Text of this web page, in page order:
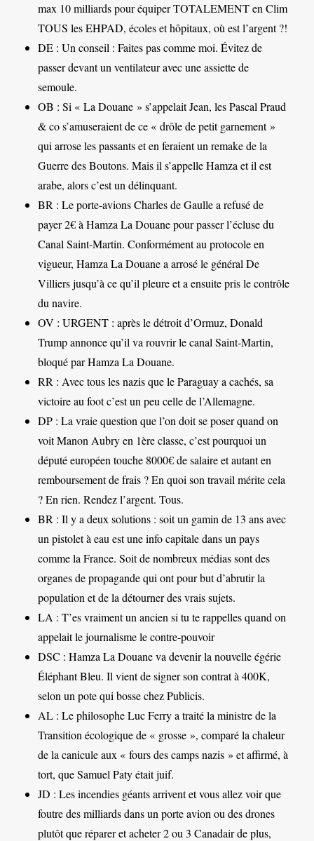
max 10 milliards pour équiper TOTALEMENT en Clim
TOUS les EHPAD, écoles et hôpitaux, où est l’argent ?!
DE : Un conseil : Faites pas comme moi. Évitez de
passer devant un ventilateur avec une assiette de
semoule.
OB : Si « La Douane » s’appelait Jean, les Pascal Praud
& co s’amuseraient de ce « drôle de petit garnement »
qui arrose les passants et en feraient un remake de la
Guerre des Boutons. Mais il s’appelle Hamza et il est
arabe, alors c’est un délinquant.
BR : Le porte-avions Charles de Gaulle a refusé de
payer 2€ à Hamza La Douane pour passer l’écluse du
Canal Saint-Martin. Conformément au protocole en
vigueur, Hamza La Douane a arrosé le général De
Villiers jusqu’à ce qu’il pleure et a ensuite pris le contrôle
du navire.
OV : URGENT : après le détroit d’Ormuz, Donald
Trump annonce qu’il va rouvrir le canal Saint-Martin,
bloqué par Hamza La Douane.
RR : Avec tous les nazis que le Paraguay a cachés, sa
victoire au foot c’est un peu celle de l’Allemagne.
DP : La vraie question que l’on doit se poser quand on
voit Manon Aubry en 1ère classe, c’est pourquoi un
député européen touche 8000€ de salaire et autant en
remboursement de frais ? En quoi son travail mérite cela
? En rien. Rendez l’argent. Tous.
BR : Il y a deux solutions : soit un gamin de 13 ans avec
un pistolet à eau est une info capitale dans un pays
comme la France. Soit de nombreux médias sont des
organes de propagande qui ont pour but d’abrutir la
population et de la détourner des vrais sujets.
LA : T’es vraiment un ancien si tu te rappelles quand on
appelait le journalisme le contre-pouvoir
DSC : Hamza La Douane va devenir la nouvelle égérie
Éléphant Bleu. Il vient de signer son contrat à 400K,
selon un pote qui bosse chez Publicis.
AL : Le philosophe Luc Ferry a traité la ministre de la
Transition écologique de « grosse », comparé la chaleur
de la canicule aux « fours des camps nazis » et affirmé, à
tort, que Samuel Paty était juif.
JD : Les incendies géants arrivent et vous allez voir que
foutre des milliards dans un porte avion ou des drones
plutôt que réparer et acheter 2 ou 3 Canadair de plus,